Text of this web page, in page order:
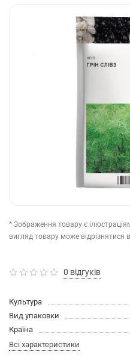
* Зображення товару є
вигляд товару може відрізнятися
0 відгуків
Культура
Вид упаковки
Країна
Всі характеристики